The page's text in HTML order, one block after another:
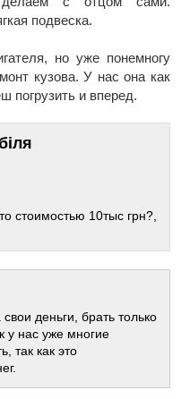
подвеска.
но уже понемногу
кузова. У нас она как
погрузить и вперед.
стоимостью 10тыс грн?,
деньги, брать только
у нас уже многие
так как это